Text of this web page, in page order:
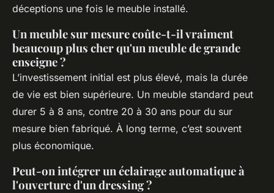
déceptions une fois le meuble installé.
Un meuble sur mesure coûte-t-il vraiment
beaucoup plus cher qu'un meuble de grande
enseigne ?
L’investissement initial est plus élevé, mais la durée
de vie est bien supérieure. Un meuble standard peut
durer 5 à 8 ans, contre 20 à 30 ans pour du sur
mesure bien fabriqué. À long terme, c’est souvent
plus économique.
Peut-on intégrer un éclairage automatique à
l'ouverture d'un dressing ?